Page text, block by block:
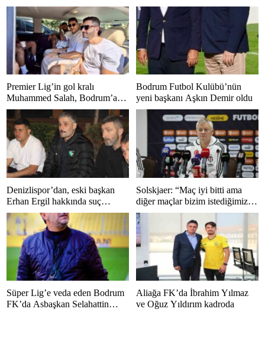
Premier Lig’in gol kralı
Muhammed Salah, Bodrum’a
hayran kaldı
Bodrum Futbol Kulübü’nün
yeni başkanı Aşkın Demir oldu
Denizlispor’dan, eski başkan
Erhan Ergil hakkında suç
duyurusu
Solskjaer: “Maç iyi bitti ama
diğer maçlar bizim istediğimiz
gibi bitmedi”
Süper Lig’e veda eden Bodrum
FK’da Asbaşkan Selahattin
Aliağa FK’da İbrahim Yılmaz
ve Oğuz Yıldırım kadroda